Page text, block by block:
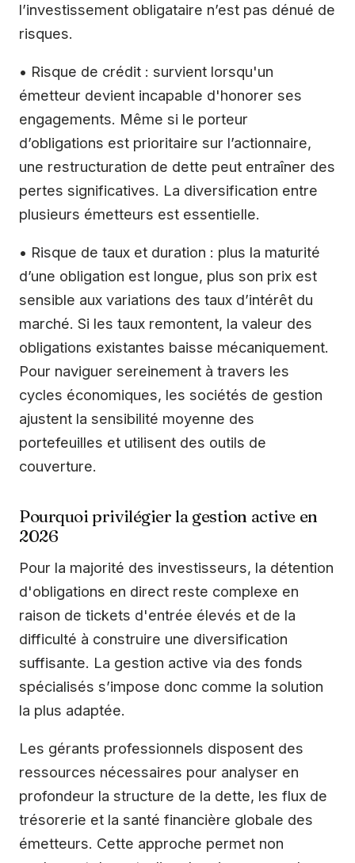
l’investissement obligataire n’est pas dénué de
risques.
• Risque de crédit : survient lorsqu'un
émetteur devient incapable d'honorer ses
engagements. Même si le porteur
d’obligations est prioritaire sur l’actionnaire,
une restructuration de dette peut entraîner des
pertes significatives. La diversification entre
plusieurs émetteurs est essentielle.
• Risque de taux et duration : plus la maturité
d’une obligation est longue, plus son prix est
sensible aux variations des taux d’intérêt du
marché. Si les taux remontent, la valeur des
obligations existantes baisse mécaniquement.
Pour naviguer sereinement à travers les
cycles économiques, les sociétés de gestion
ajustent la sensibilité moyenne des
portefeuilles et utilisent des outils de
couverture.
Pourquoi privilégier la gestion active en
2026
Pour la majorité des investisseurs, la détention
d'obligations en direct reste complexe en
raison de tickets d'entrée élevés et de la
difficulté à construire une diversification
suffisante. La gestion active via des fonds
spécialisés s’impose donc comme la solution
la plus adaptée.
Les gérants professionnels disposent des
ressources nécessaires pour analyser en
profondeur la structure de la dette, les flux de
trésorerie et la santé financière globale des
émetteurs. Cette approche permet non